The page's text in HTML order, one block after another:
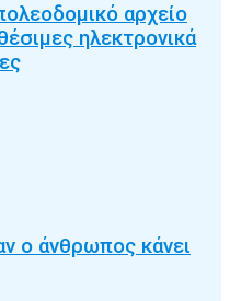
αρχείο
ηλεκτρονικά
ο άνθρωπος κάνει